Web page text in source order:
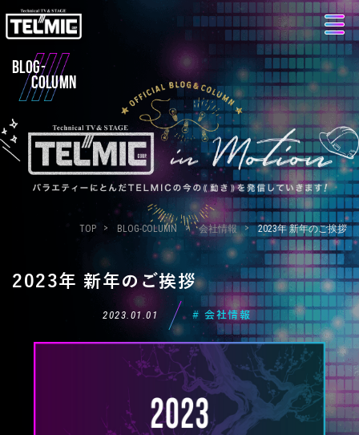
BLOG-
COLUMN
TOP BLOG-COLUMN 会社情報 2023年 新年のご挨拶
2023年 新年のご挨拶
2023.01.01 # 会社情報